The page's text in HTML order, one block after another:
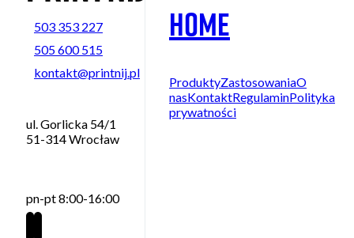
503 353 227
505 600 515
kontakt@printnij.pl
ul. Gorlicka 54/1
51-314 Wrocław
pn-pt 8:00-16:00
Home
ProduktyZastosowaniaO
nasKontaktRegulaminPolityka
prywatności